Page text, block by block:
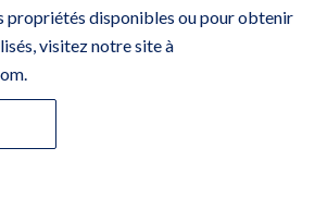
propriétés disponibles ou pour obtenir
visitez notre site à